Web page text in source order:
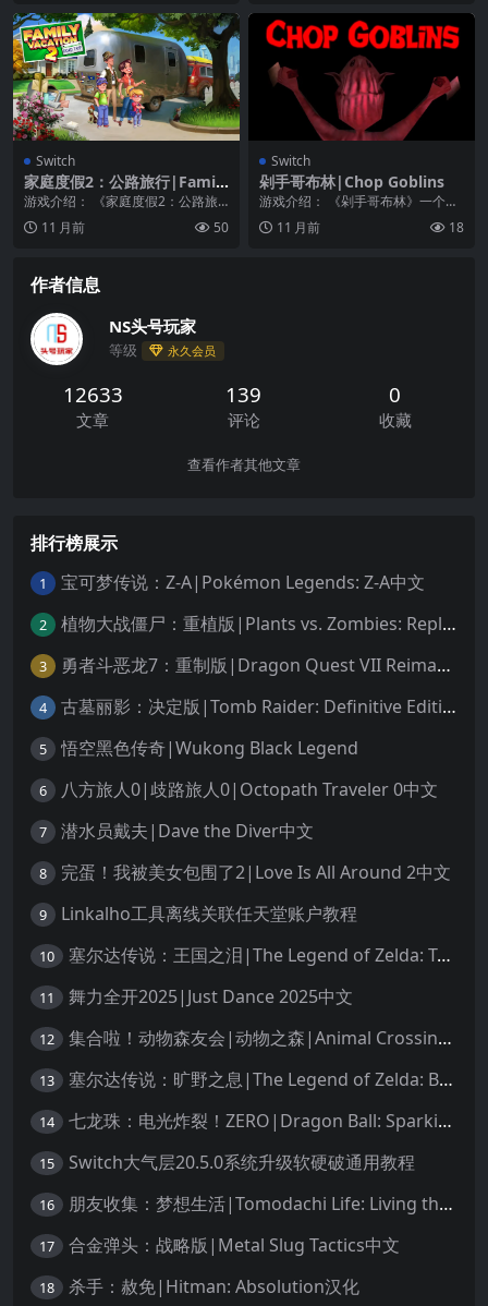
Switch
家庭度假2：公路旅行|Family
Vacation 2: Road Trip
游戏介绍： 《家庭度假2：公路旅
行》您将被要求帮助收拾行李并获
得他们旅行所需的一...
11 月前 50
Switch
剁手哥布林|Chop Goblins
游戏介绍： 《剁手哥布林》一个关
于CHOP GOBLINS的bitesized射...
11 月前 18
作者信息
NS头号玩家
等级 永久会员
12633
文章
139
评论
0
收藏
查看作者其他文章
排行榜展示
1 宝可梦传说：Z-A|Pokémon Legends: Z-A中文
2 植物大战僵尸：重植版|Plants vs. Zombies: Replanted中文
3 勇者斗恶龙7：重制版|Dragon Quest VII Reimagined中文
4 古墓丽影：决定版|Tomb Raider: Definitive Edition中文
5 悟空黑色传奇|Wukong Black Legend
6 八方旅人0|歧路旅人0|Octopath Traveler 0中文
7 潜水员戴夫|Dave the Diver中文
8 完蛋！我被美女包围了2|Love Is All Around 2中文
9 Linkalho工具离线关联任天堂账户教程
10 塞尔达传说：王国之泪|The Legend of Zelda: Tears of the Kingdom中文
11 舞力全开2025|Just Dance 2025中文
12 集合啦！动物森友会|动物之森|Animal Crossing: New Horizons中文
13 塞尔达传说：旷野之息|The Legend of Zelda: Breath of the Wild中文
14 七龙珠：电光炸裂！ZERO|Dragon Ball: Sparking! Zero中文
15 Switch大气层20.5.0系统升级软硬破通用教程
16 朋友收集：梦想生活|Tomodachi Life: Living the Dream中文
17 合金弹头：战略版|Metal Slug Tactics中文
18 杀手：赦免|Hitman: Absolution汉化